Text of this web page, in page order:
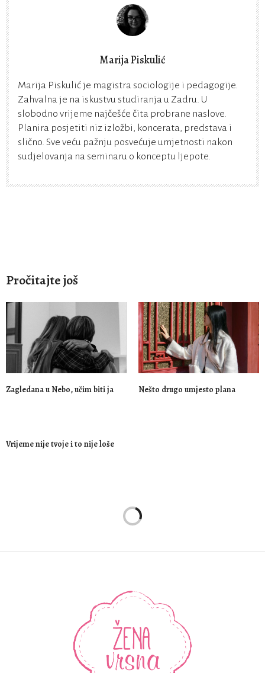
Marija Piskulić
Marija Piskulić je magistra sociologije i pedagogije.
Zahvalna je na iskustvu studiranja u Zadru. U
slobodno vrijeme najčešće čita probrane naslove.
Planira posjetiti niz izložbi, koncerata, predstava i
slično. Sve veću pažnju posvećuje umjetnosti nakon
sudjelovanja na seminaru o konceptu ljepote.
Pročitajte još
Zagledana u Nebo, učim biti ja Nešto drugo umjesto plana
Vrijeme nije tvoje i to nije loše